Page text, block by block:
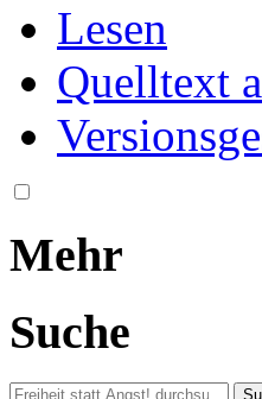
Lesen
Quelltext
Mehr
Suche